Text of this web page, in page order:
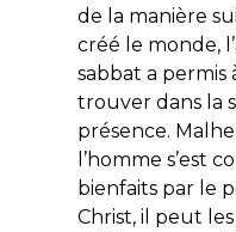
de la manière
créé le monde,
sabbat a permis
trouver dans la
présence.
l’homme s’est
bienfaits par le
Christ, il peut